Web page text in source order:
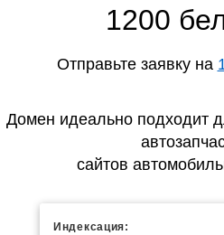
1200
Отправьте заявку на
Домен идеально подходит
сайтов
Индексация: